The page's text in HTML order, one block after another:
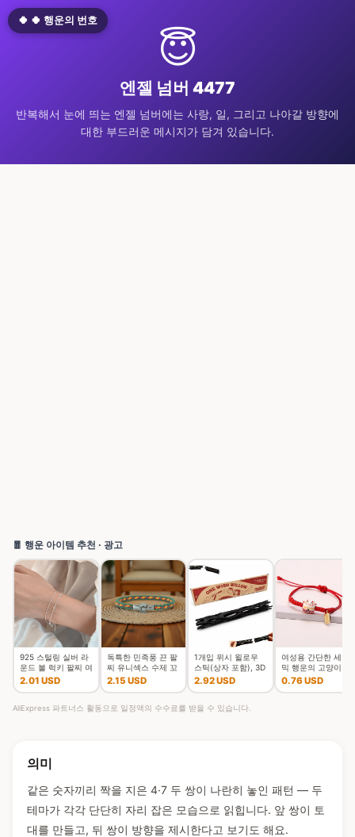
😇
엔젤 넘버 4477
반복해서 눈에 띄는 엔젤 넘버에는 사랑, 일, 그리고 나아갈 방향에
대한 부드러운 메시지가 담겨 있습니다.
🧧 행운 아이템 추천 · 광고
925 스털링 실버 라
운드 볼 럭키 팔찌 여
성 더블 레이어 스네
이크 체인 핫 최고 품
2.01 USD
독특한 민족풍 끈 팔
찌 유니섹스 수제 꼬
임 행운의 실 커플 팔
2.15 USD
1개입 위시 윌로우
스틱(상자 포함), 3D
프린팅된 소원을 담
2.92 USD
여성용 간단한 세라
믹 행운의 고양이 꼰
팔찌, 귀여운 동물 새
끼 고양이, 손으로 짠
0.76 USD
AliExpress 파트너스 활동으로 일정액의 수수료를 받을 수 있습니다.
의미
같은 숫자끼리 짝을 지은 4·7 두 쌍이 나란히 놓인 패턴 — 두
테마가 각각 단단히 자리 잡은 모습으로 읽힙니다. 앞 쌍이 토
대를 만들고, 뒤 쌍이 방향을 제시한다고 보기도 해요.
🍀 🍀 행운의 번호